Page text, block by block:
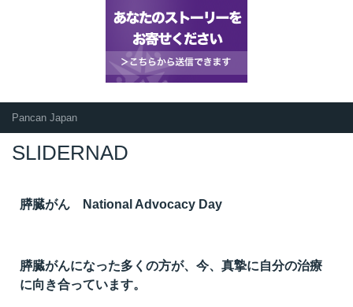
Pancan Japan
SLIDERNAD
膵臓がん National Advocacy Day
膵臓がんになった多くの方が、今、真摯に自分の治療
に向き合っています。